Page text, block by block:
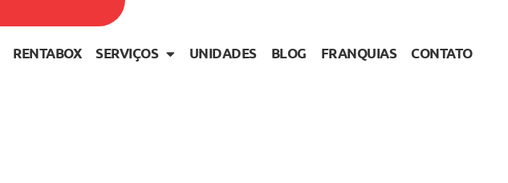
RENTABOX SERVIÇOS UNIDADES BLOG FRANQUIAS CONTATO